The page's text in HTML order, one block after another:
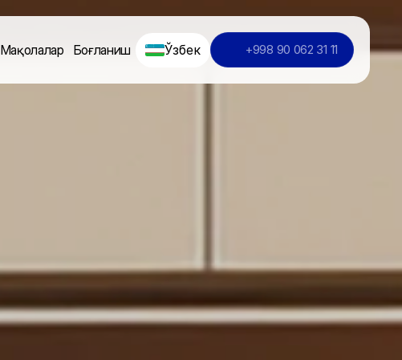
Мақолалар Боғланиш Ўзбек +998 90 062 31 11